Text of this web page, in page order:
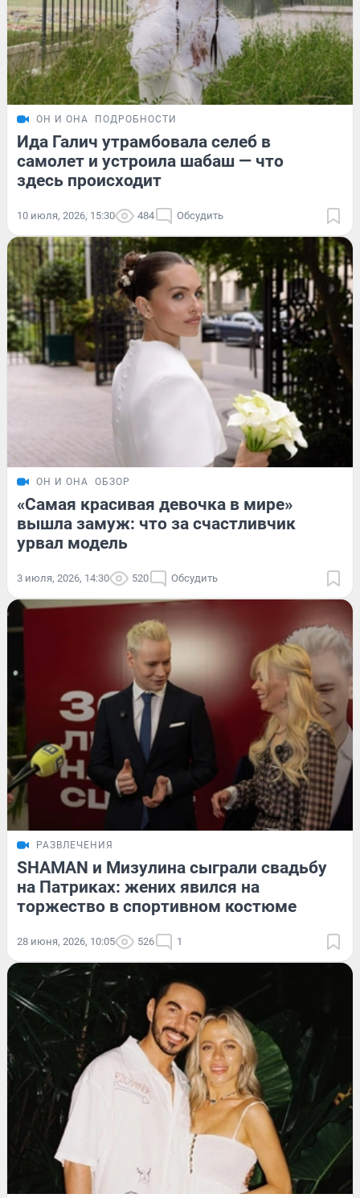
ОН И ОНА ПОДРОБНОСТИ
Ида Галич утрамбовала селеб в
самолет и устроила шабаш — что
здесь происходит
10 июля, 2026, 15:30 484 Обсудить
ОН И ОНА ОБЗОР
«Самая красивая девочка в мире»
вышла замуж: что за счастливчик
урвал модель
3 июля, 2026, 14:30 520 Обсудить
РАЗВЛЕЧЕНИЯ
SHAMAN и Мизулина сыграли свадьбу
на Патриках: жених явился на
торжество в спортивном костюме
28 июня, 2026, 10:05 526 1